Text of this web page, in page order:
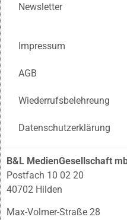
Newsletter
Impressum
AGB
Wiederrufsbelehreung
Datenschutzerklärung
B&L MedienGesellschaft
Postfach 10 02 20
40702 Hilden
Max-Volmer-Straße 28